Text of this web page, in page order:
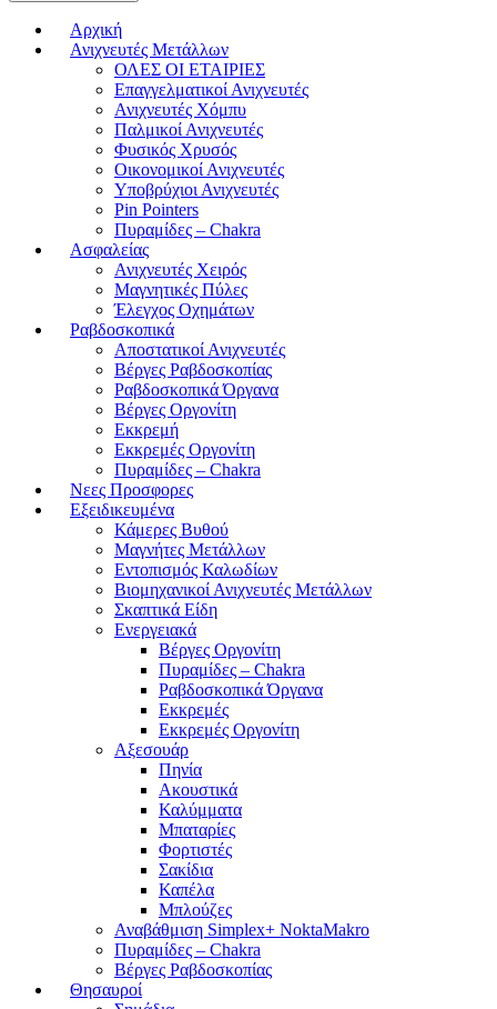
Αρχική
Ανιχνευτές Μετάλλων
ΟΛΕΣ ΟΙ ΕΤΑΙΡΙΕΣ
Επαγγελματικοί Ανιχνευτές
Ανιχνευτές Χόμπυ
Παλμικοί Ανιχνευτές
Φυσικός Χρυσός
Οικονομικοί Ανιχνευτές
Υποβρύχιοι Ανιχνευτές
Pin Pointers
Πυραμίδες – Chakra
Ασφαλείας
Ανιχνευτές Χειρός
Μαγνητικές Πύλες
Έλεγχος Οχημάτων
Ραβδοσκοπικά
Αποστατικοί Ανιχνευτές
Βέργες Ραβδοσκοπίας
Ραβδοσκοπικά Όργανα
Βέργες Οργονίτη
Εκκρεμή
Εκκρεμές Οργονίτη
Πυραμίδες – Chakra
Νεες Προσφορες
Εξειδικευμένα
Κάμερες Βυθού
Μαγνήτες Μετάλλων
Εντοπισμός Καλωδίων
Βιομηχανικοί Ανιχνευτές Μετάλλων
Σκαπτικά Είδη
Ενεργειακά
Βέργες Οργονίτη
Πυραμίδες – Chakra
Ραβδοσκοπικά Όργανα
Εκκρεμές
Εκκρεμές Οργονίτη
Αξεσουάρ
Πηνία
Ακουστικά
Καλύμματα
Μπαταρίες
Φορτιστές
Σακίδια
Καπέλα
Μπλούζες
Αναβάθμιση Simplex+ NoktaMakro
Πυραμίδες – Chakra
Βέργες Ραβδοσκοπίας
Θησαυροί